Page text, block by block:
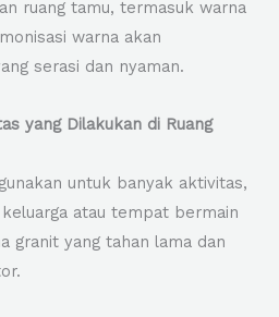
ruang tamu, termasuk warna
warna akan
serasi dan nyaman.
yang Dilakukan di Ruang
untuk banyak aktivitas,
atau tempat bermain
granit yang tahan lama dan